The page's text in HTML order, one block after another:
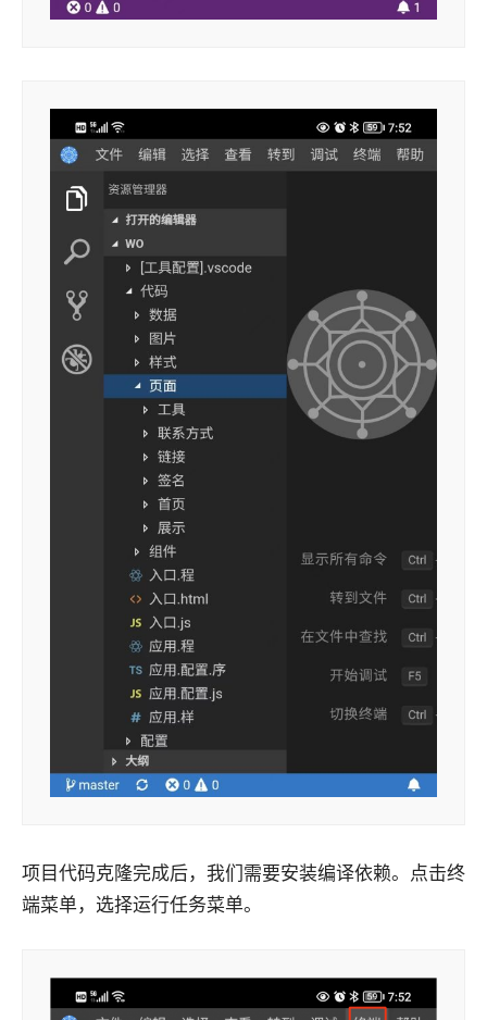
项目代码克隆完成后，我们需要安装编译依赖。点击终
端菜单，选择运行任务菜单。